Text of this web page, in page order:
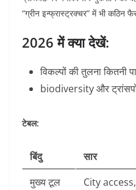
“ग्रीन इन्फ्रास्ट्रक्चर” में भी कठिन
2026 में क्या देखें:
विकल्पों की तुलना कितनी
biodiversity और
टेबल:
बिंदु
सार
मुख्य टूल
City access,